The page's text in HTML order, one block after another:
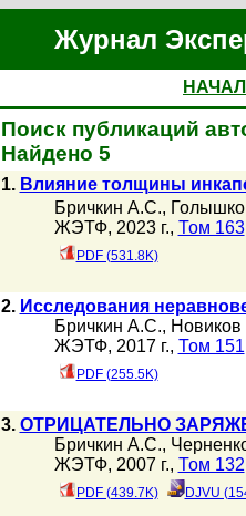
Журнал
Поиск публикаций
Найдено 5
1. Влияние толщины
Бричкин А.С.,
ЖЭТФ, 2023 г., Том 163
PDF (531.8K)
2. Исследования
Бричкин А.С.,
ЖЭТФ, 2017 г., Том 151
PDF (255.5K)
3. ОТРИЦАТЕЛЬНО
Бричкин А.С.,
ЖЭТФ, 2007 г., Том 132
PDF (439.7K) DJVU